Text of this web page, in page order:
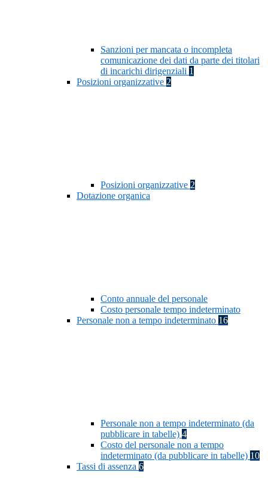
Sanzioni per mancata o incompleta
comunicazione dei dati da parte dei titolari
di incarichi dirigenziali 1
Posizioni organizzative 2
Posizioni organizzative 2
Dotazione organica
Conto annuale del personale
Costo personale tempo indeterminato
Personale non a tempo indeterminato 16
Personale non a tempo indeterminato (da
pubblicare in tabelle) 4
Costo del personale non a tempo
indeterminato (da pubblicare in tabelle) 10
Tassi di assenza 6